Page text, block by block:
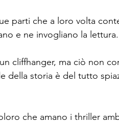
parti che a loro volta
e ne invogliano la lettura.
cliffhanger, ma ciò non
della storia è del tutto
che amano i thriller